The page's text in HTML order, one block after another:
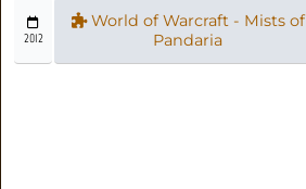
2012
World of Warcraft - Mists of
Pandaria